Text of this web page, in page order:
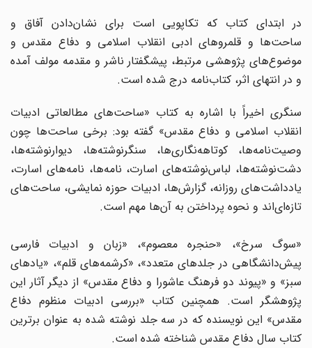
در ابتدای کتاب که تکاپویی است برای نشان‌دادن آفاق و
ساحت‌ها و قلمروهای ادبی انقلاب اسلامی و دفاع مقدس و
موضوع‌های پژوهشی مرتبط، پیشگفتار ناشر و مقدمه مولف آمده
و در انتهای اثر، کتاب‌نامه درج شده است.
سنگری اخیراً با اشاره به کتاب «ساحت‌های مطالعاتی ادبیات
انقلاب اسلامی و دفاع مقدس» گفته بود: برخی ساحت‌ها چون
وصیت‌نامه‌ها، کوتاهه‌نگاری‌ها، سنگر‌نوشته‌ها، دیوارنوشته‌ها،
دشت‌نوشته‌ها، لباس‌نوشته‌های اسارت، نامه‌ها، نامه‌های اسارت،
یادداشت‌های روزانه، گزارش‌ها، ادبیات حوزه نمایشی، ساحت‌های
تازه‌ای‌اند و نحوه پرداختن به آن‌ها مهم است.
«سوگ سرخ»، «حنجره معصوم»، «زبان و ادبیات فارسی
پیش‌دانشگاهی در جلدهای متعدد»، «کرشمه‌های قلم»، «یادهای
سبز» و «پیوند دو فرهنگ عاشورا و دفاع مقدس» از دیگر آثار این
پژوهشگر است. همچنین کتاب «بررسی ادبیات منظوم دفاع
مقدس» این نویسنده که در سه جلد نوشته شده به عنوان برترین
کتاب سال دفاع مقدس شناخته شده است.